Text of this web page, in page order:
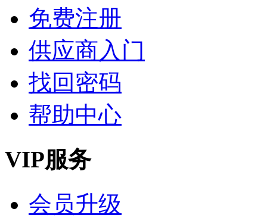
免费注册
供应商入门
找回密码
帮助中心
VIP服务
会员升级